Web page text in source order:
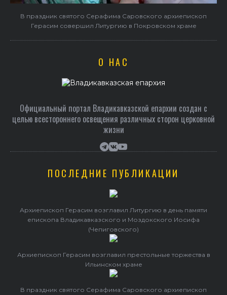
В праздник святого Серафима Саровского архиепископ
Герасим совершил Литургию в Покровском храме
О НАС
Официальный портал Владикавказской епархии создан c
целью всестороннего освещения различных сторон церковной
жизни
ПОСЛЕДНИЕ ПУБЛИКАЦИИ
Архиепископ Герасим возглавил Литургию в день памяти
епископа Владикавказского и Моздокского Иосифа
(Чепиговского)
Архиепископ Герасим возглавил престольные торжества в
Ильинском храме
В праздник святого Серафима Саровского архиепископ